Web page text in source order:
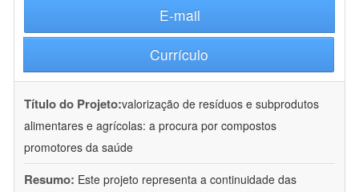
E-mail
Currículo
Título do Projeto:valorização de resíduos e subprodutos
alimentares e agrícolas: a procura por compostos
promotores da saúde
Resumo: Este projeto representa a continuidade das